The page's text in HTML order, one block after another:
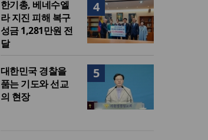
4
한기총, 베네수엘
라 지진 피해 복구
성금 1,281만원 전
달
5
대한민국 경찰을
품는 기도와 선교
의 현장